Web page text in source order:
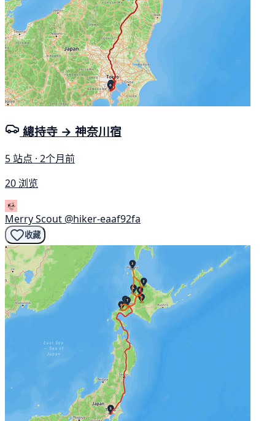
總持寺 → 神奈川宿
5 站点 · 2个月前
20 浏览
Merry Scout @hiker-eaaf92fa
收藏